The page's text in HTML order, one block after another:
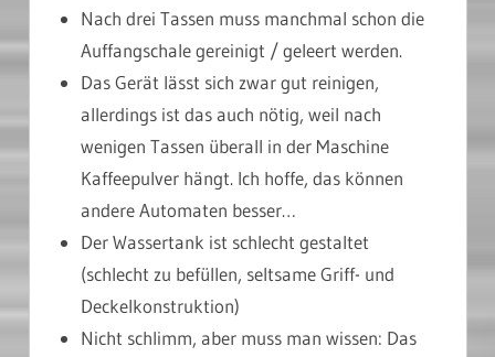
Nach drei Tassen muss manchmal schon die
Auffangschale gereinigt / geleert werden.
Das Gerät lässt sich zwar gut reinigen,
allerdings ist das auch nötig, weil nach
wenigen Tassen überall in der Maschine
Kaffeepulver hängt. Ich hoffe, das können
andere Automaten besser…
Der Wassertank ist schlecht gestaltet
(schlecht zu befüllen, seltsame Griff- und
Deckelkonstruktion)
Nicht schlimm, aber muss man wissen: Das